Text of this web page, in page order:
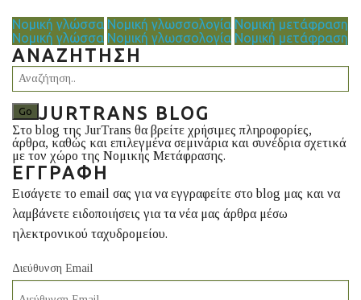
Νομική γλώσσα Νομική γλωσσολογία Νομική μετάφραση
Νομική γλώσσα Νομική γλωσσολογία Νομική μετάφραση
ΑΝΑΖΉΤΗΣΗ
JURTRANS BLOG
Στο blog της JurTrans θα βρείτε χρήσιμες πληροφορίες,
άρθρα, καθώς και επιλεγμένα σεμινάρια και συνέδρια σχετικά
με τον χώρο της Νομικής Μετάφρασης.
ΕΓΓΡΑΦΉ
Εισάγετε το email σας για να εγγραφείτε στο blog μας και να
λαμβάνετε ειδοποιήσεις για τα νέα μας άρθρα μέσω
ηλεκτρονικού ταχυδρομείου.
Διεύθυνση Email